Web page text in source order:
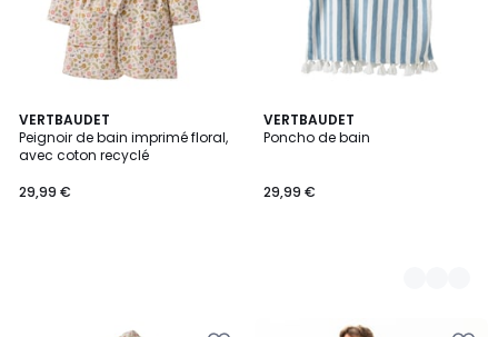
VERTBAUDET
Peignoir de bain imprimé floral,
avec coton recyclé
29,99 €
VERTBAUDET
Poncho de bain
29,99 €
3
Couleurs